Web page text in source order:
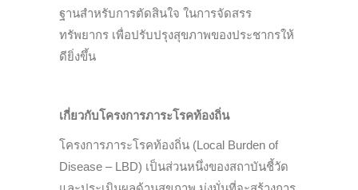
ฐานสำหรับการตัดสินใจ ในการจัดสรร
ทรัพยากร เพื่อปรับปรุงสุขภาพของประชากรให้
ดียิ่งขึ้น
เกี่ยวกับโครงการภาระโรคท้องถิ่น
โครงการภาระโรคท้องถิ่น (Local Burden of
Disease – LBD) เป็นส่วนหนึ่งของสถาบันชี้วัด